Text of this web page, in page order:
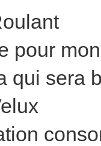
pour
qui sera